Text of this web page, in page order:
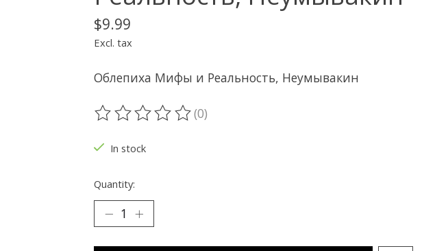
$9.99
Excl. tax
Облепиха Мифы и Реальность, Неумывакин
The rating of this product is
(0)
In stock
Quantity: